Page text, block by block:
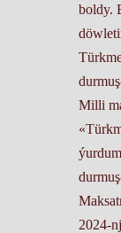
boldy.
Milli
2024-